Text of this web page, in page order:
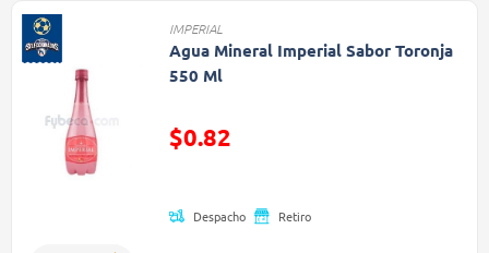
IMPERIAL
Agua Mineral Imperial Sabor Toronja
550 Ml
Precio reducido de
$0.82
Despacho Retiro